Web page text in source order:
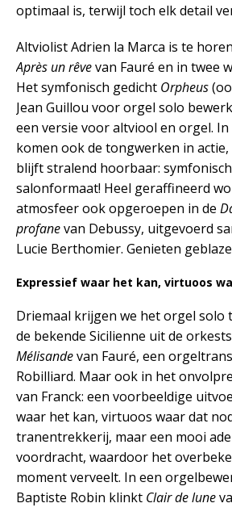
optimaal is, terwijl toch elk detail
Altviolist Adrien la Marca is te
Après un rêvevan Fauré en in twee
Het symfonisch gedicht Orpheus
Jean Guillou voor orgel solo
een versie voor altviool en orgel.
komen ook de tongwerken in
blijft stralend hoorbaar:
salonformaat! Heel geraffineerd
atmosfeer ook opgeroepen in de
profanevan Debussy, uitgevoerd
Lucie Berthomier. Genieten
Expressief waar het kan, virtuoos
Driemaal krijgen we het orgel solo
de bekende Sicilienne uit de
Mélisandevan Fauré, een
Robilliard. Maar ook in het
van Franck: een voorbeeldige
waar het kan, virtuoos waar dat
tranentrekkerij, maar een mooi
voordracht, waardoor het
moment verveelt. In een
Baptiste Robin klinkt Clair de lune